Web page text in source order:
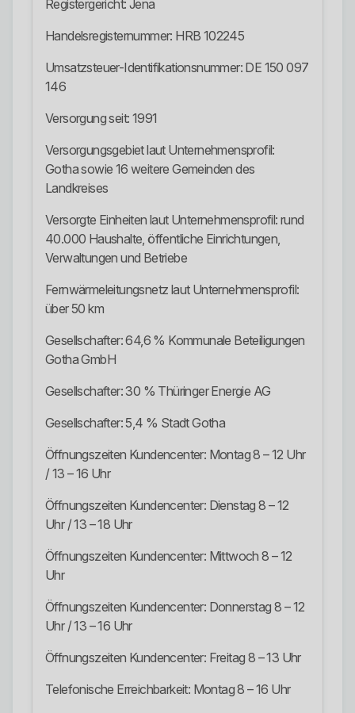
Registergericht: Jena
Handelsregisternummer: HRB 102245
Umsatzsteuer-Identifikationsnummer: DE 150 097
146
Versorgung seit: 1991
Versorgungsgebiet laut Unternehmensprofil:
Gotha sowie 16 weitere Gemeinden des
Landkreises
Versorgte Einheiten laut Unternehmensprofil: rund
40.000 Haushalte, öffentliche Einrichtungen,
Verwaltungen und Betriebe
Fernwärmeleitungsnetz laut Unternehmensprofil:
über 50 km
Gesellschafter: 64,6 % Kommunale Beteiligungen
Gotha GmbH
Gesellschafter: 30 % Thüringer Energie AG
Gesellschafter: 5,4 % Stadt Gotha
Öffnungszeiten Kundencenter: Montag 8 – 12 Uhr
/ 13 – 16 Uhr
Öffnungszeiten Kundencenter: Dienstag 8 – 12
Uhr / 13 – 18 Uhr
Öffnungszeiten Kundencenter: Mittwoch 8 – 12
Uhr
Öffnungszeiten Kundencenter: Donnerstag 8 – 12
Uhr / 13 – 16 Uhr
Öffnungszeiten Kundencenter: Freitag 8 – 13 Uhr
Telefonische Erreichbarkeit: Montag 8 – 16 Uhr